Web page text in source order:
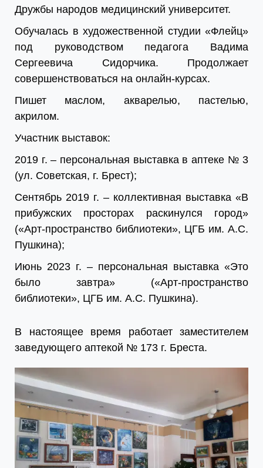
Дружбы народов медицинский университет.
Обучалась в художественной студии «Флейц»
под руководством педагога Вадима
Сергеевича Сидорчика. Продолжает
совершенствоваться на онлайн-курсах.
Пишет маслом, акварелью, пастелью,
акрилом.
Участник выставок:
2019 г. – персональная выставка в аптеке № 3
(ул. Советская, г. Брест);
Сентябрь 2019 г. – коллективная выставка «В
прибужских просторах раскинулся город»
(«Арт-пространство библиотеки», ЦГБ им. А.С.
Пушкина);
Июнь 2023 г. – персональная выставка «Это
было завтра» («Арт-пространство
библиотеки», ЦГБ им. А.С. Пушкина).
В настоящее время работает заместителем
заведующего аптекой № 173 г. Бреста.